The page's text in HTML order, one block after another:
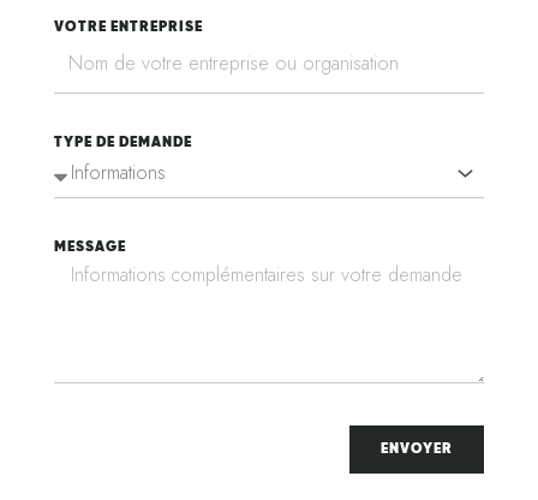
VOTRE ENTREPRISE
TYPE DE DEMANDE
MESSAGE
ENVOYER